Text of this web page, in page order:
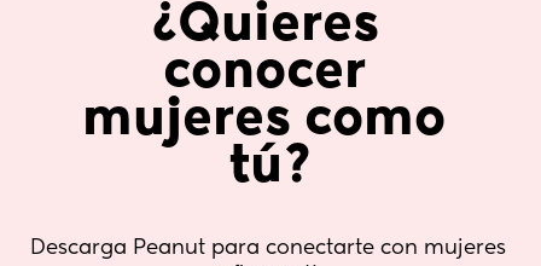
¿Quieres
conocer
mujeres como
tú?
Descarga Peanut para conectarte con mujeres